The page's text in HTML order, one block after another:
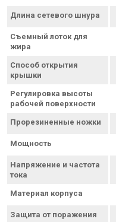
Длина сетевого шнура
Съемный лоток для
жира
Способ открытия
крышки
Регулировка высоты
рабочей поверхности
Прорезиненные ножки
Мощность
Напряжение и частота
тока
Материал корпуса
Защита от поражения